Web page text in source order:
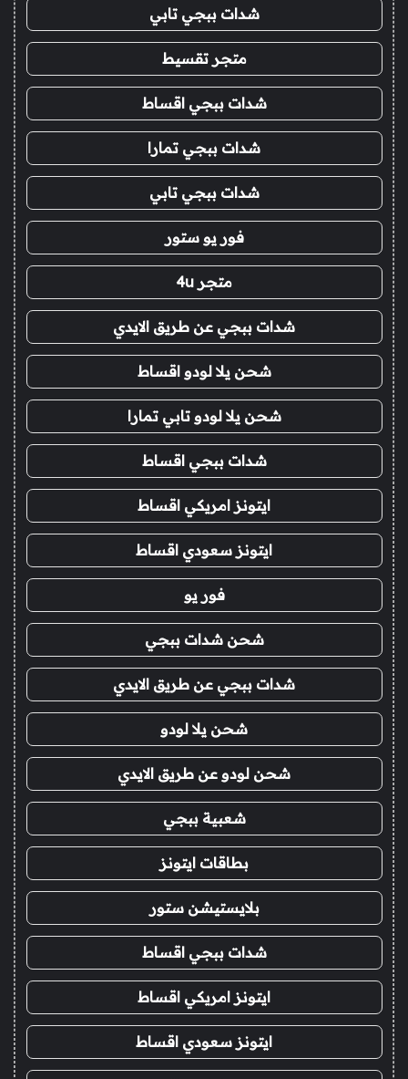
شدات ببجي تابي
متجر تقسيط
شدات ببجي اقساط
شدات ببجي تمارا
شدات ببجي تابي
فور يو ستور
متجر 4u
شدات ببجي عن طريق الايدي
شحن يلا لودو اقساط
شحن يلا لودو تابي تمارا
شدات ببجي اقساط
ايتونز امريكي اقساط
ايتونز سعودي اقساط
فور يو
شحن شدات ببجي
شدات ببجي عن طريق الايدي
شحن يلا لودو
شحن لودو عن طريق الايدي
شعبية ببجي
بطاقات ايتونز
بلايستيشن ستور
شدات ببجي اقساط
ايتونز امريكي اقساط
ايتونز سعودي اقساط